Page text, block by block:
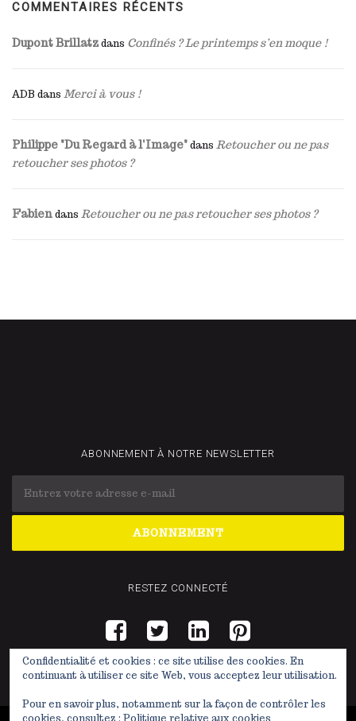
COMMENTAIRES RÉCENTS
Dupont Brillatz dans Confinés ? Le printemps s’en moque !
ADB dans Merci à vous !
Philippe "Du Regard à l'Image" dans Retoucher ou ne pas
retoucher ses photos ?
Fabien dans Retoucher ou ne pas retoucher ses photos ?
ABONNEMENT À NOTRE NEWSLETTER
RESTEZ CONNECTÉ
Confidentialité et cookies : ce site utilise des cookies. En
continuant à utiliser ce site Web, vous acceptez leur utilisation.
Pour en savoir plus, notamment sur la façon de contrôler les
cookies, consultez :Politique relative aux cookies